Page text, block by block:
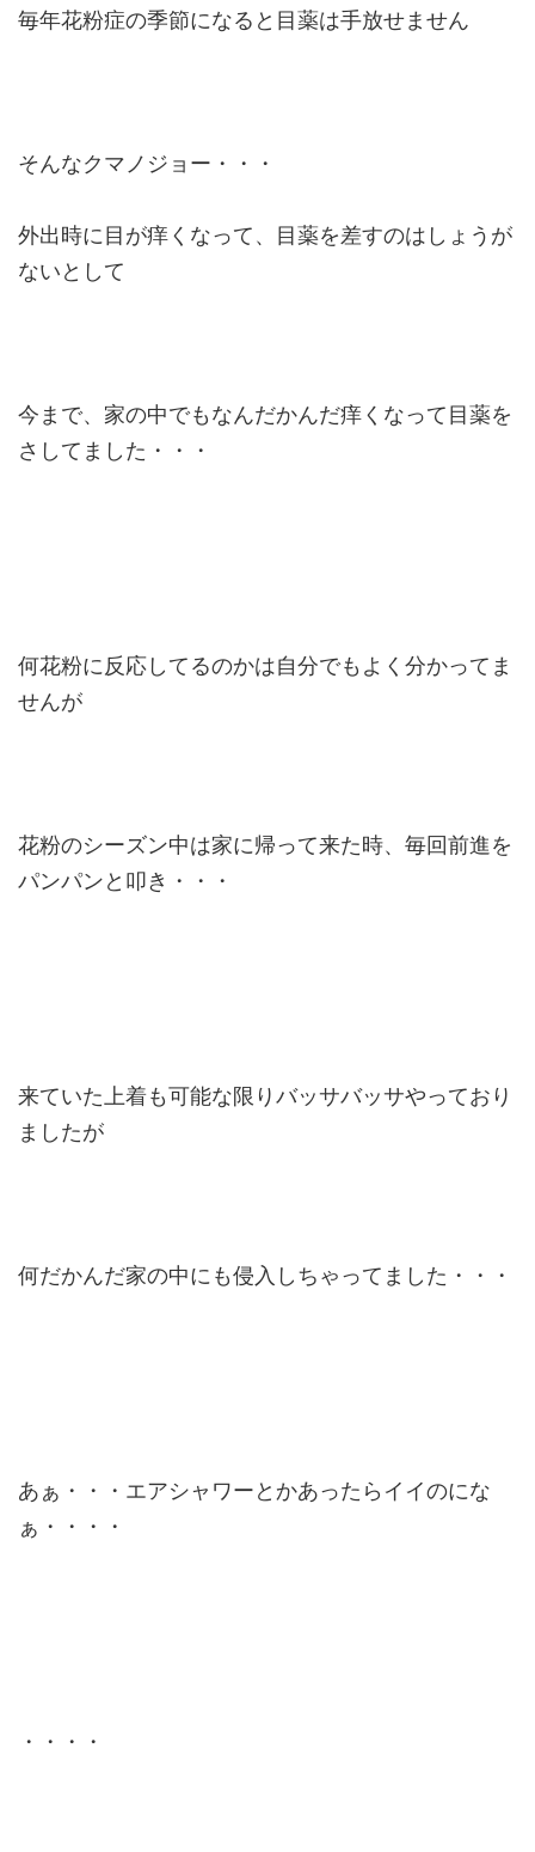
毎年花粉症の季節になると目薬は手放せません
そんなクマノジョー・・・
外出時に目が痒くなって、目薬を差すのはしょうが
ないとして
今まで、家の中でもなんだかんだ痒くなって目薬を
さしてました・・・
何花粉に反応してるのかは自分でもよく分かってま
せんが
花粉のシーズン中は家に帰って来た時、毎回前進を
パンパンと叩き・・・
来ていた上着も可能な限りバッサバッサやっており
ましたが
何だかんだ家の中にも侵入しちゃってました・・・
あぁ・・・エアシャワーとかあったらイイのにな
ぁ・・・・
・・・・